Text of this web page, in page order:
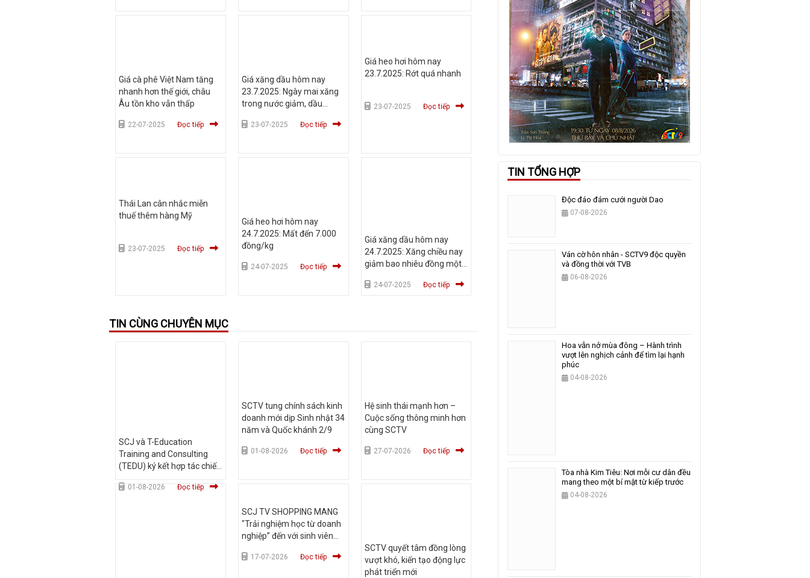
Giá cà phê Việt Nam tăng
nhanh hơn thế giới, châu
Âu tồn kho vẫn thấp
22-07-2025 Đọc tiếp
Giá xăng dầu hôm nay
23.7.2025: Ngày mai xăng
trong nước giảm, dầu
23-07-2025 Đọc tiếp
Giá heo hơi hôm nay
23.7.2025: Rớt quá nhanh
23-07-2025 Đọc tiếp
Thái Lan cân nhắc miễn
thuế thêm hàng Mỹ
23-07-2025 Đọc tiếp
Giá heo hơi hôm nay
24.7.2025: Mất đến 7.000
đồng/kg
24-07-2025 Đọc tiếp
Giá xăng dầu hôm nay
24.7.2025: Xăng chiều nay
giảm bao nhiêu đồng một
24-07-2025 Đọc tiếp
TIN CÙNG CHUYÊN MỤC
SCJ và T-Education
Training and Consulting
(TEDU) ký kết hợp tác chiến
truyền thông và giáo dục
01-08-2026 Đọc tiếp
SCTV tung chính sách kinh
doanh mới dịp Sinh nhật 34
năm và Quốc khánh 2/9
01-08-2026 Đọc tiếp
Hệ sinh thái mạnh hơn –
Cuộc sống thông minh hơn
cùng SCTV
27-07-2026 Đọc tiếp
SCJ TV SHOPPING MANG
"Trải nghiệm học từ doanh
nghiệp” đến với sinh viên
HCM17-07-2026 Đọc tiếp
SCTV quyết tâm đồng lòng
vượt khó, kiến tạo động lực
phát triển mới
TIN TỔNG HỢP
Độc đáo đám cưới người Dao
07-08-2026
Ván cờ hôn nhân - SCTV9 độc quyền
và đồng thời với TVB
06-08-2026
Hoa vẫn nở mùa đông – Hành trình
vượt lên nghịch cảnh để tìm lại hạnh
phúc
04-08-2026
Tòa nhà Kim Tiêu: Nơi mỗi cư dân đều
mang theo một bí mật từ kiếp trước
04-08-2026